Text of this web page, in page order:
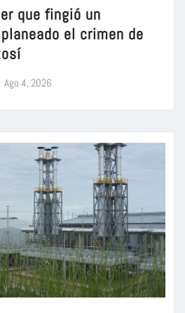
que fingió un
el crimen de
Ago 4, 2026